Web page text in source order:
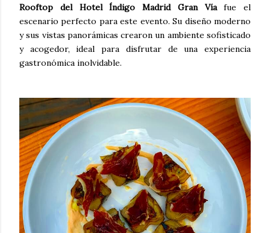
Rooftop del Hotel Índigo Madrid Gran Víafue el
escenario perfecto para este evento. Su diseño moderno
y sus vistas panorámicas crearon un ambiente sofisticado
y acogedor, ideal para disfrutar de una experiencia
gastronómica inolvidable.